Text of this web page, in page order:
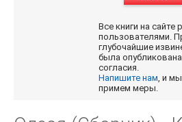
Все книги на сайте
пользователями.
глубочайшие
была
согласия.
Напишите нам , и
примем меры.